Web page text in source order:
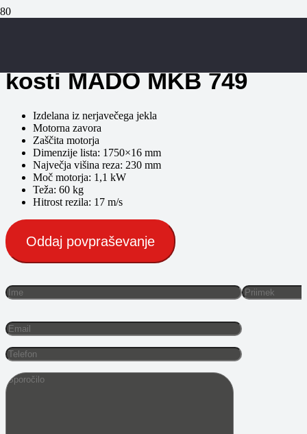
kosti MADO MKB 749
Izdelana iz nerjavečega jekla
Motorna zavora
Zaščita motorja
Dimenzije lista: 1750×16 mm
Največja višina reza: 230 mm
Moč motorja: 1,1 kW
Teža: 60 kg
Hitrost rezila: 17 m/s
Oddaj povpraševanje